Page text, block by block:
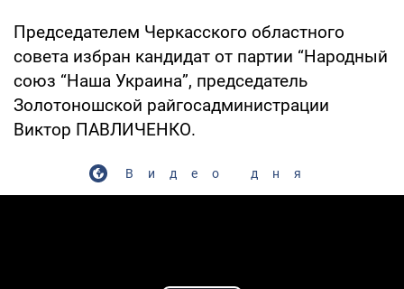
Председателем Черкасского областного
совета избран кандидат от партии “Народный
союз “Наша Украина”, председатель
Золотоношской райгосадминистрации
Виктор ПАВЛИЧЕНКО.
Видео дня